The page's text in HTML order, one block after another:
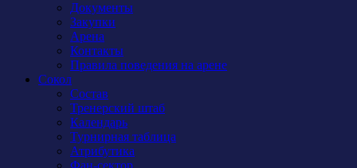
Документы
Закупки
Арена
Контакты
Правила поведения на арене
Сокол
Состав
Тренерский штаб
Календарь
Турнирная таблица
Атрибутика
Фан-сектор